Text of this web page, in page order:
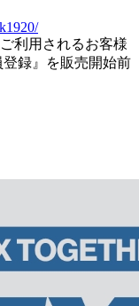
利用されるお客様
録』を販売開始前